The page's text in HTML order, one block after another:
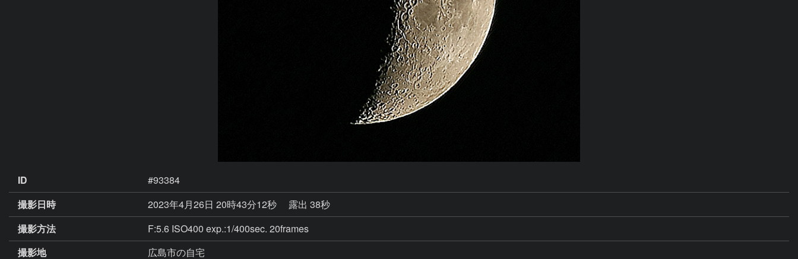
ID
#93384
撮影日時
2023年4月26日 20時43分12秒
露出 38秒
撮影方法
F:5.6 ISO400 exp.:1/400sec. 20frames
撮影地
広島市の自宅